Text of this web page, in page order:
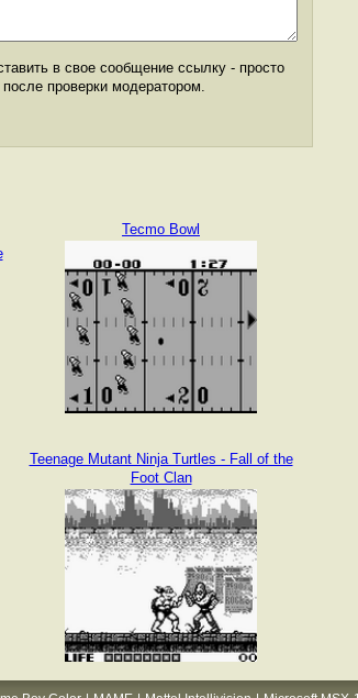
в свое сообщение ссылку - просто
проверки модератором.
Tecmo Bowl
Teenage Mutant Ninja Turtles - Fall of the
Foot Clan